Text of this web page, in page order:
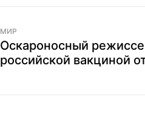
МИР
Оскароносный
российской вакциной